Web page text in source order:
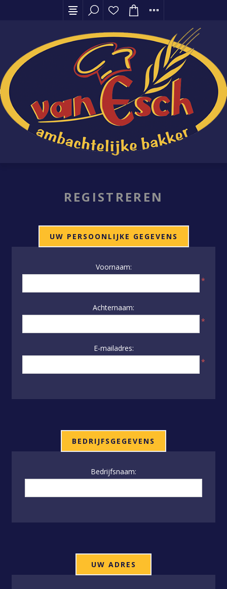
REGISTREREN
UW PERSOONLIJKE GEGEVENS
Voornaam:
*
Achternaam:
*
E-mailadres:
*
BEDRIJFSGEGEVENS
Bedrijfsnaam:
UW ADRES